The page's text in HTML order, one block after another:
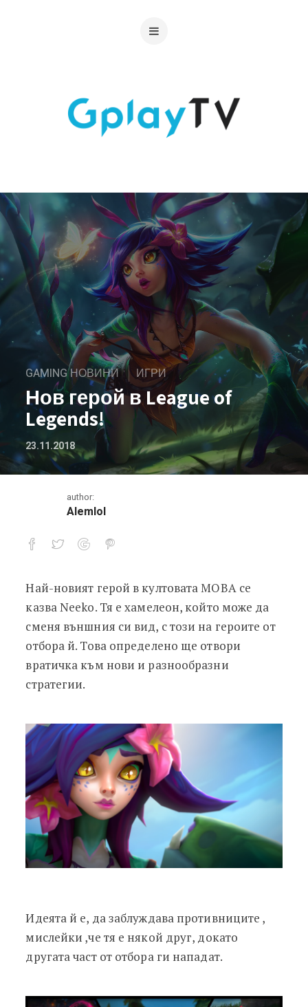
GAMING НОВИНИ ИГРИ
Нов герой в League of
Legends!
23.11.2018
author:
Alemlol
Нов герой в League of Legends!
Най-новият герой в култовата MOBA се
казва Neeko. Тя е хамелеон, който може да
сменя външния си вид, с този на героите от
отбора й. Това определено ще отвори
вратичка към нови и разнообразни
стратегии.
Идеята й е, да заблуждава противниците ,
мислейки ,че тя е някой друг, докато
другата част от отбора ги нападат.